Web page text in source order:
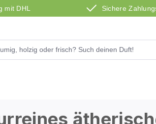
mit DHL Sichere